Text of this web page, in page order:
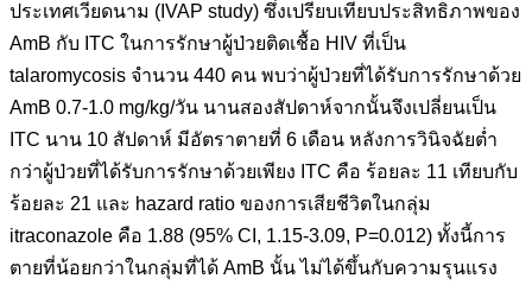
ประเทศเวียดนาม (IVAP study) ซึ่งเปรียบเทียบประสิทธิภาพของ
AmB กับ ITC ในการรักษาผู้ป่วยติดเชื้อ HIV ที่เป็น
talaromycosis จำนวน 440 คน พบว่าผู้ป่วยที่ได้รับการรักษาด้วย
AmB 0.7-1.0 mg/kg/วัน นานสองสัปดาห์จากนั้นจึงเปลี่ยนเป็น
ITC นาน 10 สัปดาห์ มีอัตราตายที่ 6 เดือน หลังการวินิจฉัยต่ำ
กว่าผู้ป่วยที่ได้รับการรักษาด้วยเพียง ITC คือ ร้อยละ 11 เทียบกับ
ร้อยละ 21 และ hazard ratio ของการเสียชีวิตในกลุ่ม
itraconazole คือ 1.88 (95% CI, 1.15-3.09, P=0.012) ทั้งนี้การ
ตายที่น้อยกว่าในกลุ่มที่ได้ AmB นั้น ไม่ได้ขึ้นกับความรุนแรง